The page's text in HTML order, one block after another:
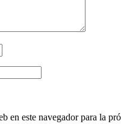
en este navegador para la